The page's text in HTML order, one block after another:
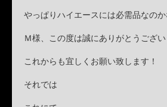
やっぱりハイエースには必需品なの
Ｍ様、この度は誠にありがとうござい
これからも宜しくお願い致します！
それでは